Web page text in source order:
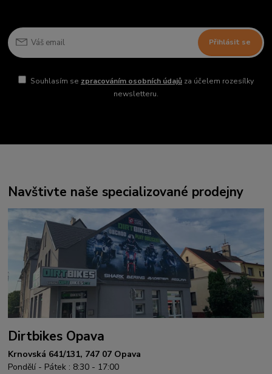
Přihlásit se
Souhlasím se zpracováním osobních údajůza účelem rozesílky
newsletteru.
Navštivte naše specializované prodejny
Dirtbikes Opava
Krnovská 641/131, 747 07 Opava
Pondělí - Pátek : 8:30 - 17:00